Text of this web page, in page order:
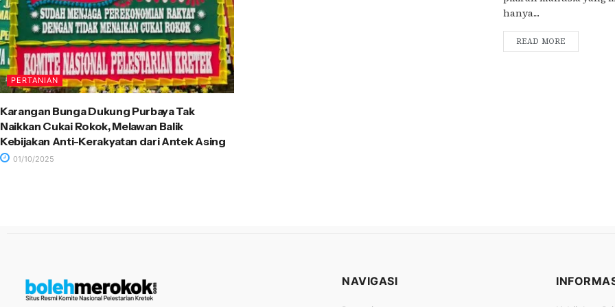
PERTANIAN
Karangan Bunga Dukung Purbaya Tak
Naikkan Cukai Rokok, Melawan Balik
Kebijakan Anti-Kerakyatan dari Antek Asing
01/10/2025
hanya....
READ MORE
NAVIGASI